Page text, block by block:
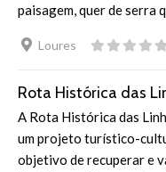
paisagem, quer de serra
Loures
Rota Histórica das
A Rota Histórica das
um projeto turístico-
objetivo de recuperar e